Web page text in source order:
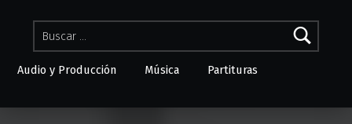
Buscar:
Audio y Producción Música Partituras